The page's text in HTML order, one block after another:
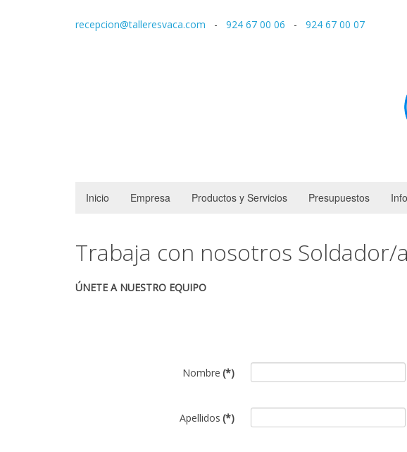
recepcion@talleresvaca.com - 924 67 00 06 - 924 67 00 07
Inicio Empresa Productos y Servicios Presupuestos
Trabaja con nosotros
ÚNETE A NUESTRO EQUIPO
Nombre (*)
Apellidos (*)